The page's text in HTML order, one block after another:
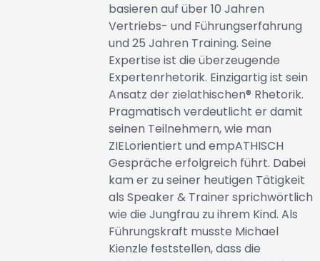
basieren auf über 10 Jahren
Vertriebs- und Führungserfahrung
und 25 Jahren Training. Seine
Expertise ist die überzeugende
Expertenrhetorik. Einzigartig ist sein
Ansatz der zielathischen® Rhetorik.
Pragmatisch verdeutlicht er damit
seinen Teilnehmern, wie man
ZIELorientiert und empATHISCH
Gespräche erfolgreich führt. Dabei
kam er zu seiner heutigen Tätigkeit
als Speaker & Trainer sprichwörtlich
wie die Jungfrau zu ihrem Kind. Als
Führungskraft musste Michael
Kienzle feststellen, dass die